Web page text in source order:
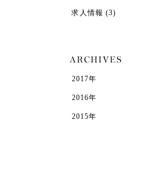
求人情報 (3)
2017年
2016年
2015年